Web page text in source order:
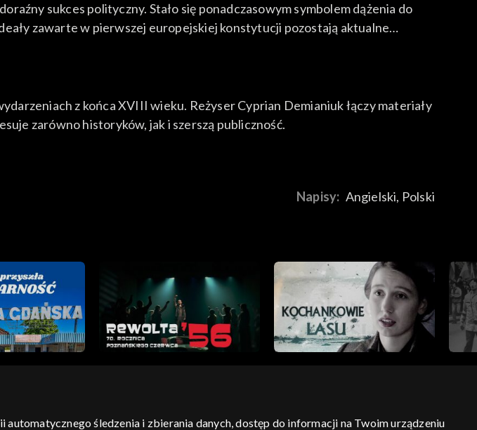
sukces polityczny. Stało się ponadczasowym symbolem dążenia do
zawarte w pierwszej europejskiej konstytucji pozostają aktualne
z końca XVIII wieku. Reżyser Cyprian Demianiuk łączy materiały
zarówno historyków, jak i szerszą publiczność.
Napisy: Angielski, Polski
śledzenia i zbierania danych, dostęp do informacji na Twoim urządzeniu